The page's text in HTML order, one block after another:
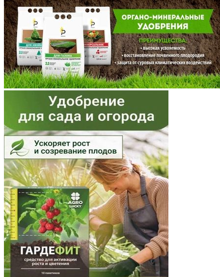
Мордовия
Московская область
Мурманская область
Ненецкий АО
Нижегородская область
Новгородская область
Новосибирская область
Омская область
Оренбургская область
Орловская область
Пензенская область
Пермский край
Приморский край
Псковская область